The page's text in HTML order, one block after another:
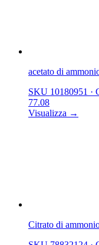
acetato di
SKU 10180951 ·
77.08
Visualizza →
Citrato di